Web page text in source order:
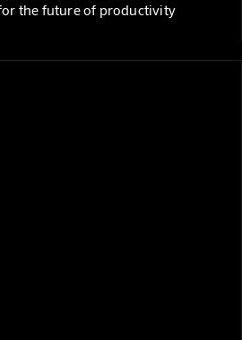
the future of productivity